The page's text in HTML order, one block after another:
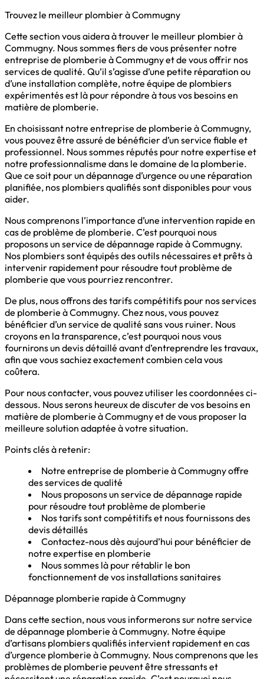
Trouvez le meilleur plombier à Commugny
Cette section vous aidera à trouver le meilleur plombier à
Commugny. Nous sommes fiers de vous présenter notre
entreprise de plomberie à Commugny et de vous offrir nos
services de qualité. Qu’il s’agisse d’une petite réparation ou
d’une installation complète, notre équipe de plombiers
expérimentés est là pour répondre à tous vos besoins en
matière de plomberie.
En choisissant notre entreprise de plomberie à Commugny,
vous pouvez être assuré de bénéficier d’un service fiable et
professionnel. Nous sommes réputés pour notre expertise et
notre professionnalisme dans le domaine de la plomberie.
Que ce soit pour un dépannage d’urgence ou une réparation
planifiée, nos plombiers qualifiés sont disponibles pour vous
aider.
Nous comprenons l’importance d’une intervention rapide en
cas de problème de plomberie. C’est pourquoi nous
proposons un service de dépannage rapide à Commugny.
Nos plombiers sont équipés des outils nécessaires et prêts à
intervenir rapidement pour résoudre tout problème de
plomberie que vous pourriez rencontrer.
De plus, nous offrons des tarifs compétitifs pour nos services
de plomberie à Commugny. Chez nous, vous pouvez
bénéficier d’un service de qualité sans vous ruiner. Nous
croyons en la transparence, c’est pourquoi nous vous
fournirons un devis détaillé avant d’entreprendre les travaux,
afin que vous sachiez exactement combien cela vous
coûtera.
Pour nous contacter, vous pouvez utiliser les coordonnées ci-
dessous. Nous serons heureux de discuter de vos besoins en
matière de plomberie à Commugny et de vous proposer la
meilleure solution adaptée à votre situation.
Points clés à retenir:
Notre entreprise de plomberie à Commugny offre
des services de qualité
Nous proposons un service de dépannage rapide
pour résoudre tout problème de plomberie
Nos tarifs sont compétitifs et nous fournissons des
devis détaillés
Contactez-nous dès aujourd’hui pour bénéficier de
notre expertise en plomberie
Nous sommes là pour rétablir le bon
fonctionnement de vos installations sanitaires
Dépannage plomberie rapide à Commugny
Dans cette section, nous vous informerons sur notre service
de dépannage plomberie à Commugny. Notre équipe
d’artisans plombiers qualifiés intervient rapidement en cas
d’urgence plomberie à Commugny. Nous comprenons que les
problèmes de plomberie peuvent être stressants et